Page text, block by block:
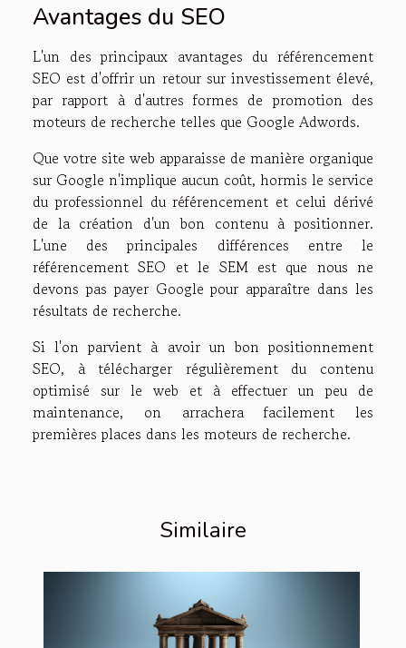
Avantages du SEO
L'un des principaux avantages du référencement
SEO est d'offrir un retour sur investissement élevé,
par rapport à d'autres formes de promotion des
moteurs de recherche telles que Google Adwords.
Que votre site web apparaisse de manière organique
sur Google n'implique aucun coût, hormis le service
du professionnel du référencement et celui dérivé
de la création d'un bon contenu à positionner.
L'une des principales différences entre le
référencement SEO et le SEM est que nous ne
devons pas payer Google pour apparaître dans les
résultats de recherche.
Si l'on parvient à avoir un bon positionnement
SEO, à télécharger régulièrement du contenu
optimisé sur le web et à effectuer un peu de
maintenance, on arrachera facilement les
premières places dans les moteurs de recherche.
Similaire